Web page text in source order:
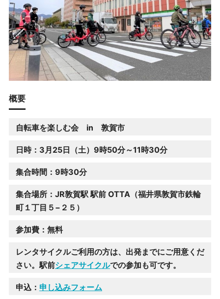
概要
自転車を楽しむ会 in 敦賀市
日時：3月25日（土）9時50分～11時30分
集合時間：9時30分
集合場所：JR敦賀駅 駅前 OTTA （福井県敦賀市鉄輪
町１丁目５−２５）
参加費：無料
レンタサイクルご利用の方は、出発までにご用意くだ
さい。駅前シェアサイクルでの参加も可です。
申込： 申し込みフォーム